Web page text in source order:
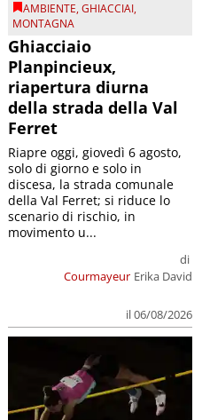
AMBIENTE,GHIACCIAI,
MONTAGNA
Ghiacciaio
Planpincieux,
riapertura diurna
della strada della Val
Ferret
Courmayeur
di
Erika David
il 06/08/2026
Riapre oggi, giovedì 6 agosto,
solo di giorno e solo in
discesa, la strada comunale
della Val Ferret; si riduce lo
scenario di rischio, in
movimento u...